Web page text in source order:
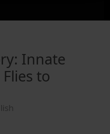
Innate
to